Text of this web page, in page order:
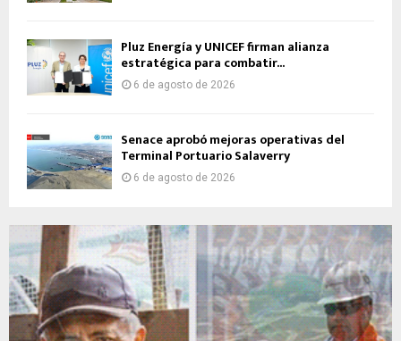
Pluz Energía y UNICEF firman alianza
estratégica para combatir...
6 de agosto de 2026
Senace aprobó mejoras operativas del
Terminal Portuario Salaverry
6 de agosto de 2026